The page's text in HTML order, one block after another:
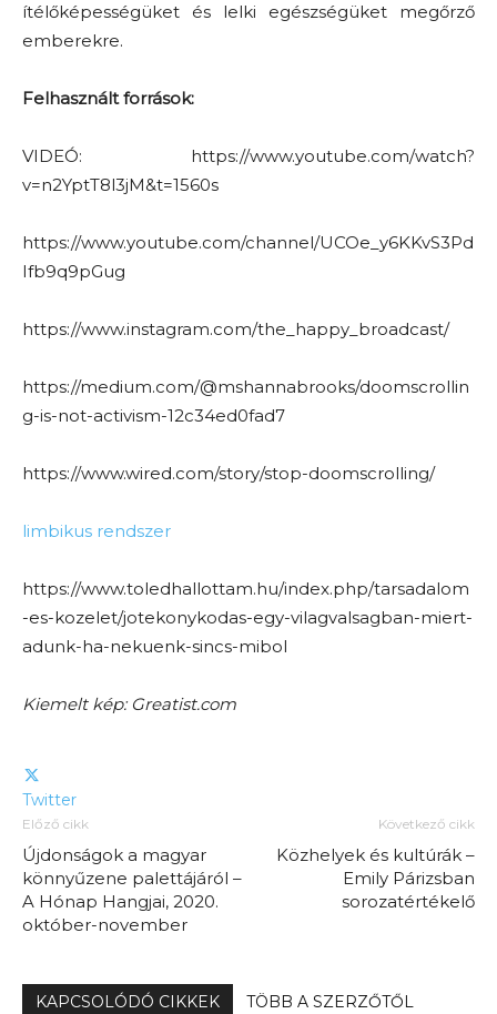
ítélőképességüket és lelki egészségüket megőrző
emberekre.
Felhasznált források:
VIDEÓ: https://www.youtube.com/watch?
v=n2YptT8l3jM&t=1560s
https://www.youtube.com/channel/UCOe_y6KKvS3Pd
Ifb9q9pGug
https://www.instagram.com/the_happy_broadcast/
https://medium.com/@mshannabrooks/doomscrollin
g-is-not-activism-12c34ed0fad7
https://www.wired.com/story/stop-doomscrolling/
limbikus rendszer
https://www.toledhallottam.hu/index.php/tarsadalom
-es-kozelet/jotekonykodas-egy-vilagvalsagban-miert-
adunk-ha-nekuenk-sincs-mibol
Kiemelt kép: Greatist.com
Twitter
Előző cikk
Újdonságok a magyar
könnyűzene palettájáról –
A Hónap Hangjai, 2020.
október-november
Következő cikk
Közhelyek és kultúrák –
Emily Párizsban
sorozatértékelő
KAPCSOLÓDÓ CIKKEK TÖBB A SZERZŐTŐL